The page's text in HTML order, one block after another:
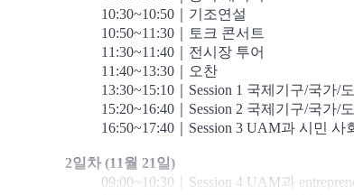
10:30~10:50 ｜기조연설
10:50~11:30
토크 콘서트
11:30~11:40 ｜전시장 투어
11:40~13:30 ｜오찬
13:30~15:10 ｜Session 1 국제기구/국가/
15:20~16:40 ｜Session 2 국제기구/국가
16:50~17:40 ｜Session 3 UAM과 시민 사
2일차 (11월 21일)
09:00~10:30
Session 4 UAM과